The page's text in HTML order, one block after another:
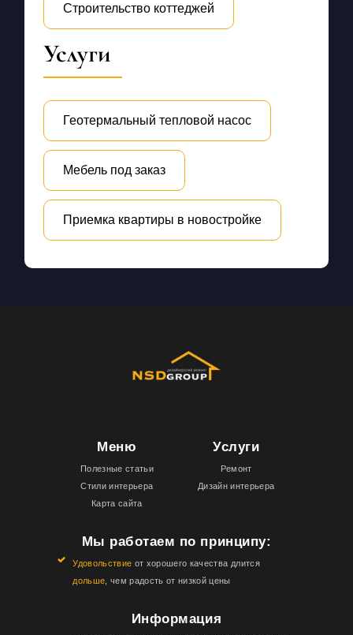
Строительство коттеджей
Услуги
Геотермальный тепловой насос
Мебель под заказ
Приемка квартиры в новостройке
Меню
Полезные статьи
Стили интерьера
Карта сайта
Услуги
Ремонт
Дизайн интерьера
Мы работаем по принципу:
Удовольствие от хорошего качества длится
дольше, чем радость от низкой цены
Информация